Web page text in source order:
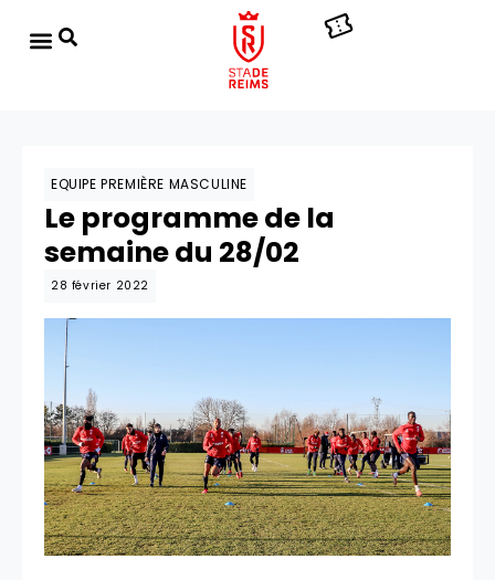
EQUIPE PREMIÈRE MASCULINE
Le programme de la
semaine du 28/02
28 février 2022